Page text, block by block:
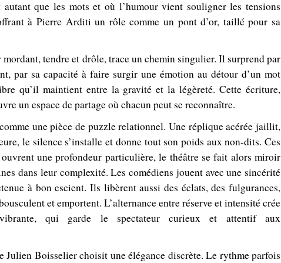
autant que les mots et où l’humour vient souligner les tensions
à Pierre Arditi un rôle comme un pont d’or, taillé pour sa
tendre et drôle, trace un chemin singulier. Il surprend par
par sa capacité à faire surgir une émotion au détour d’un mot
qu’il maintient entre la gravité et la légèreté. Cette écriture,
un espace de partage où chacun peut se reconnaître.
une pièce de puzzle relationnel. Une réplique acérée jaillit,
le silence s’installe et donne tout son poids aux non-dits. Ces
ouvrent une profondeur particulière, le théâtre se fait alors miroir
dans leur complexité. Les comédiens jouent avec une sincérité
à bon escient. Ils libèrent aussi des éclats, des fulgurances,
et emportent. L’alternance entre réserve et intensité crée
qui garde le spectateur curieux et attentif aux
Julien Boisselier choisit une élégance discrète. Le rythme parfois